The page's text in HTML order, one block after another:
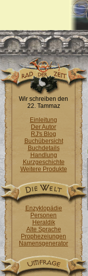
Wir schreiben den
22. Tammaz
Einleitung
Der Autor
RJ's Blog
Buchübersicht
Buchdetails
Handlung
Kurzgeschichte
Weitere Produkte
Enzyklopädie
Personen
Heraldik
Alte Sprache
Prophezeiungen
Namensgenerator